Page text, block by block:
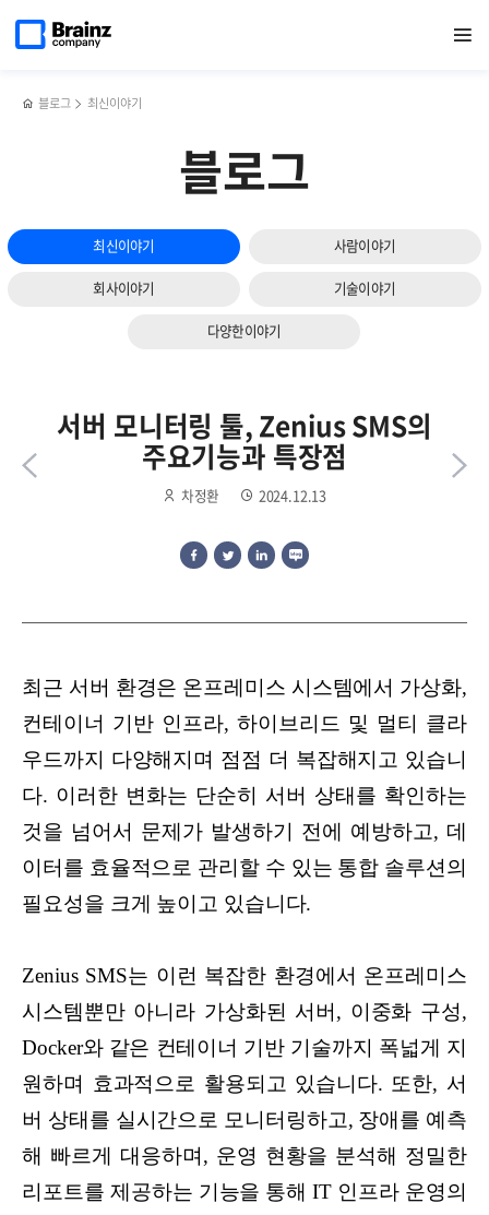
열기
페이지로
블로그 최신이야기
블로그
최신이야기 사람이야기
회사이야기 기술이야기
다양한이야기
문화를
(브레인즈컴퍼니
서버 모니터링 툴, Zenius SMS의
주요기능과 특장점
차정환 2024.12.13
솔루션,
NMS
최근 서버 환경은 온프레미스 시스템에서 가상화,
컨테이너 기반 인프라, 하이브리드 및 멀티 클라
우드까지 다양해지며 점점 더 복잡해지고 있습니
다. 이러한 변화는 단순히 서버 상태를 확인하는
것을 넘어서 문제가 발생하기 전에 예방하고, 데
이터를 효율적으로 관리할 수 있는 통합 솔루션의
필요성을 크게 높이고 있습니다.
Zenius SMS는 이런 복잡한 환경에서 온프레미스
시스템뿐만 아니라 가상화된 서버, 이중화 구성,
Docker와 같은 컨테이너 기반 기술까지 폭넓게 지
원하며 효과적으로 활용되고 있습니다. 또한, 서
버 상태를 실시간으로 모니터링하고, 장애를 예측
해 빠르게 대응하며, 운영 현황을 분석해 정밀한
리포트를 제공하는 기능을 통해 IT 인프라 운영의
다음
슬라이드